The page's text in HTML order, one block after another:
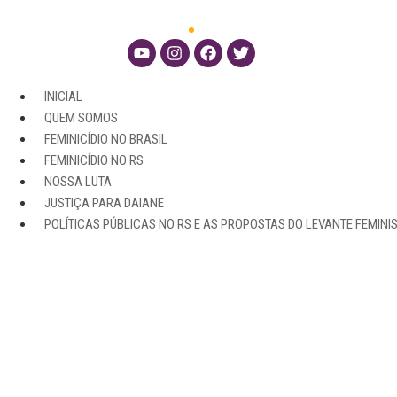
INICIAL
QUEM SOMOS
FEMINICÍDIO NO BRASIL
FEMINICÍDIO NO RS
NOSSA LUTA
JUSTIÇA PARA DAIANE
POLÍTICAS PÚBLICAS NO RS E AS PROPOSTAS DO LEVANTE